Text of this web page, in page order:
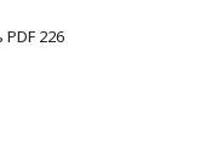
226